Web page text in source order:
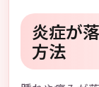
炎症が
方法